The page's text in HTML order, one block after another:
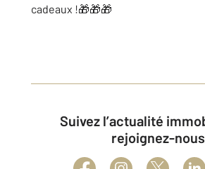
cadeaux !🎁🎁🎁
Suivez l’actualité immobilière et
rejoignez-nous